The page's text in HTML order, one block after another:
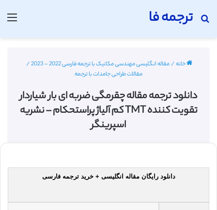
ترجمه فا
جستجو برای
خانه/مقاله انگلیسی مهندسی مکانیک با ترجمه فارسی 2022 - 2023
/
مقالات طراحی جامدات با ترجمه
دانلود ترجمه مقاله چقرمگی ضربه ای بار شیاردار
تقویت کننده TMT کم آلیاژ پراستحکام – نشریه
اسپرینگر
دانلود رایگان مقاله انگلیسی + خرید ترجمه فارسی